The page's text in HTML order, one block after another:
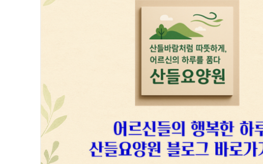
시간 동안 다시 열람하지 않습니다.